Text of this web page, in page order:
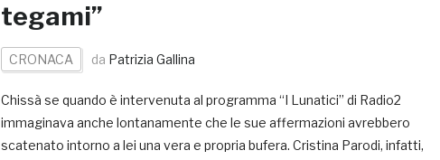
tegami”
CRONACA da Patrizia Gallina
Chissà se quando è intervenuta al programma “I Lunatici” di Radio2
immaginava anche lontanamente che le sue affermazioni avrebbero
scatenato intorno a lei una vera e propria bufera. Cristina Parodi, infatti,